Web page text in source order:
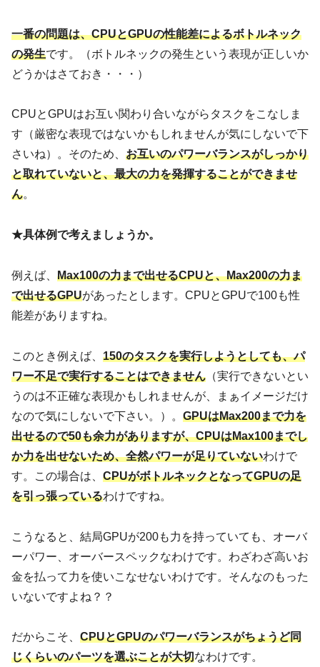
一番の問題は、CPUとGPUの性能差によるボトルネック
の発生です。（ボトルネックの発生という表現が正しいか
どうかはさておき・・・）
CPUとGPUはお互い関わり合いながらタスクをこなしま
す（厳密な表現ではないかもしれませんが気にしないで下
さいね）。そのため、 お互いのパワーバランスがしっかり
と取れていないと、最大の力を発揮することができませ
ん。
★具体例で考えましょうか。
例えば、 Max100の力まで出せるCPUと、Max200の力ま
で出せるGPUがあったとします。CPUとGPUで100も性
能差がありますね。
このとき例えば、 150のタスクを実行しようとしても、パ
ワー不足で実行することはできません （実行できないとい
うのは不正確な表現かもしれませんが、まぁイメージだけ
なので気にしないで下さい。）。 GPUはMax200まで力を
出せるので50も余力がありますが、CPUはMax100までし
か力を出せないため、全然パワーが足りていないわけで
す。この場合は、 CPUがボトルネックとなってGPUの足
を引っ張っているわけですね。
こうなると、結局GPUが200も力を持っていても、オーバ
ーパワー、オーバースペックなわけです。わざわざ高いお
金を払って力を使いこなせないわけです。そんなのもった
いないですよね？？
だからこそ、 CPUとGPUのパワーバランスがちょうど同
じくらいのパーツを選ぶことが大切なわけです。